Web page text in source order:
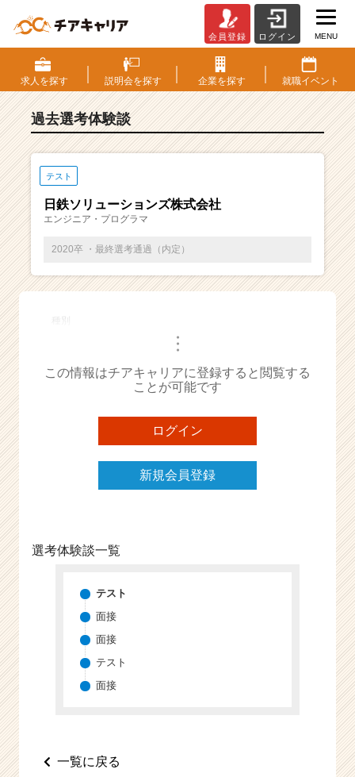
S・
選
考
験
ベ
ン
チ
ー・
成
ら
ス
ト
が
届
く
会員登録 ログイン MENU
求人を探す 説明会を探す 企業を探す 就職イベント
過去選考体験談
テスト
日鉄ソリューションズ株式会社
エンジニア・プログラマ
2020卒 ・最終選考通過（内定）
・・・
この情報はチアキャリアに登録すると閲覧する
ことが可能です
ログイン
新規会員登録
選考体験談一覧
テスト
面接
面接
テスト
面接
一覧に戻る